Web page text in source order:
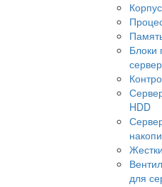
Блоки
HDD
для